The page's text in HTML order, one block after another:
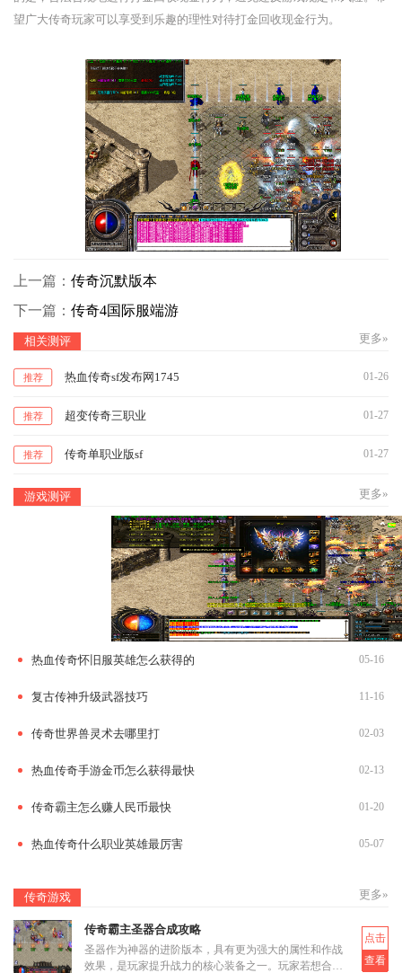
望广大传奇玩家可以享受到乐趣的理性对待打金回收现金行为。
上一篇： 传奇沉默版本
下一篇： 传奇4国际服端游
相关测评 更多»
推荐 热血传奇sf发布网1745 01-26
推荐 超变传奇三职业 01-27
推荐 传奇单职业版sf 01-27
游戏测评 更多»
热血传奇怀旧服英雄怎么获得的 05-16
复古传神升级武器技巧 11-16
传奇世界兽灵术去哪里打 02-03
热血传奇手游金币怎么获得最快 02-13
传奇霸主怎么赚人民币最快 01-20
热血传奇什么职业英雄最厉害 05-07
传奇游戏 更多»
传奇霸主圣器合成攻略
圣器作为神器的进阶版本，具有更为强大的属性和作战
效果，是玩家提升战力的核心装备之一。玩家若想合成
点击
查看